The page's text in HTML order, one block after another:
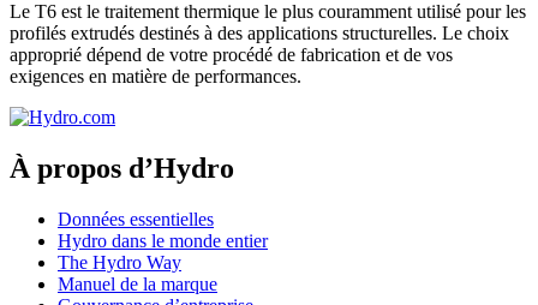
Le T6 est le traitement thermique le plus couramment utilisé pour les
profilés extrudés destinés à des applications structurelles. Le choix
approprié dépend de votre procédé de fabrication et de vos
exigences en matière de performances.
À propos d’Hydro
Données essentielles
Hydro dans le monde entier
The Hydro Way
Manuel de la marque